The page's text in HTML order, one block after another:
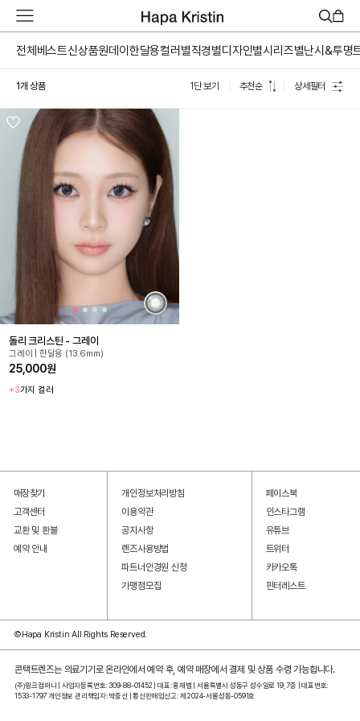
데
이
전체 베스트신상품원데이 한달용컬러별직경별디자인별시리즈별난시&투명
1개 상품 1단 보기 추천순 상세필터
돌리 크리스틴 - 그레이
그레이 | 한달용 (13.6mm)
25,000원
+3가지 컬러
매장찾기
고객센터
교환 및 환불
예약 안내
개인정보처리방침
이용약관
공지사항
렌즈사용방법
파트너안경원 신청
가맹점모집
페이스북
인스타그램
유튜브
트위터
카카오톡
핀터레스트
©Hapa Kristin All Rights Reserved.
콘택트렌즈는 의료기기로 온라인에서 예약 후, 예약 매장에서 결제 및 상품 수령 가능합니다.
(주)윙크컴퍼니 | 사업자등록번호: 309-88-01452 | 대표: 홍재범 | 서울특별시 성동구 성수일로 19, 7층 | 대표번호:
1533-1797 개인정보 관리책임자: 박중선 | 통신판매업신고: 제 2024-서울성동-0591호